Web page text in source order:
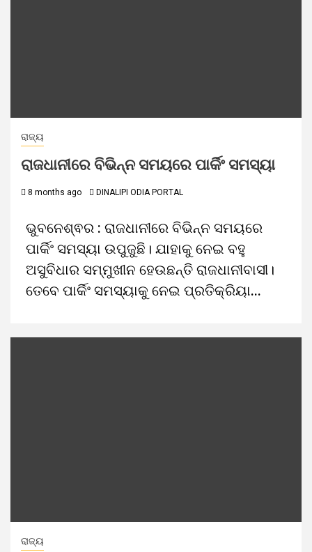
ରାଜ୍ୟ
ରାଜଧାନୀରେ ବିଭିନ୍ନ ସମୟରେ ପାର୍କିଂ ସମସ୍ୟା
8 months ago DINALIPI ODIA PORTAL
ଭୁବନେଶ୍ଵର : ରାଜଧାନୀରେ ବିଭିନ୍ନ ସମୟରେ
ପାର୍କିଂ ସମସ୍ୟା ଉପୁଜୁଛି। ଯାହାକୁ ନେଇ ବହୁ
ଅସୁବିଧାର ସମ୍ମୁଖୀନ ହେଉଛନ୍ତି ରାଜଧାନୀବାସୀ।
ତେବେ ପାର୍କିଂ ସମସ୍ୟାକୁ ନେଇ ପ୍ରତିକ୍ରିୟା...
ରାଜ୍ୟ